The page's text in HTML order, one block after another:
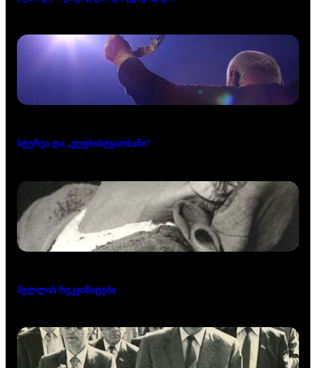
სტურუა და „ვეფხისტყაოსანი“
ჰელლის რეკვიზიტები